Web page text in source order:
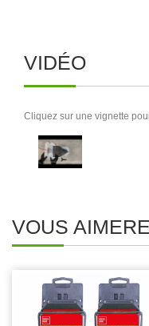
VIDÉO
Cliquez sur une vignette
VOUS